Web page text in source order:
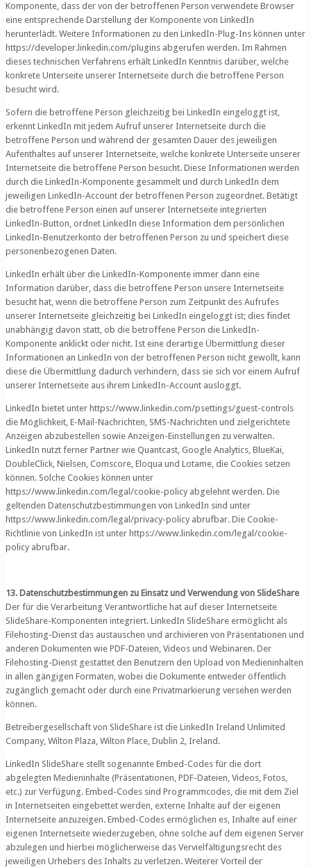
Komponente, dass der von der betroffenen Person verwendete Browser
eine entsprechende Darstellung der Komponente von LinkedIn
herunterlädt. Weitere Informationen zu den LinkedIn-Plug-Ins können unter
https://developer.linkedin.com/plugins abgerufen werden. Im Rahmen
dieses technischen Verfahrens erhält LinkedIn Kenntnis darüber, welche
konkrete Unterseite unserer Internetseite durch die betroffene Person
besucht wird.
Sofern die betroffene Person gleichzeitig bei LinkedIn eingeloggt ist,
erkennt LinkedIn mit jedem Aufruf unserer Internetseite durch die
betroffene Person und während der gesamten Dauer des jeweiligen
Aufenthaltes auf unserer Internetseite, welche konkrete Unterseite unserer
Internetseite die betroffene Person besucht. Diese Informationen werden
durch die LinkedIn-Komponente gesammelt und durch LinkedIn dem
jeweiligen LinkedIn-Account der betroffenen Person zugeordnet. Betätigt
die betroffene Person einen auf unserer Internetseite integrierten
LinkedIn-Button, ordnet LinkedIn diese Information dem persönlichen
LinkedIn-Benutzerkonto der betroffenen Person zu und speichert diese
personenbezogenen Daten.
LinkedIn erhält über die LinkedIn-Komponente immer dann eine
Information darüber, dass die betroffene Person unsere Internetseite
besucht hat, wenn die betroffene Person zum Zeitpunkt des Aufrufes
unserer Internetseite gleichzeitig bei LinkedIn eingeloggt ist; dies findet
unabhängig davon statt, ob die betroffene Person die LinkedIn-
Komponente anklickt oder nicht. Ist eine derartige Übermittlung dieser
Informationen an LinkedIn von der betroffenen Person nicht gewollt, kann
diese die Übermittlung dadurch verhindern, dass sie sich vor einem Aufruf
unserer Internetseite aus ihrem LinkedIn-Account ausloggt.
LinkedIn bietet unter https://www.linkedin.com/psettings/guest-controls
die Möglichkeit, E-Mail-Nachrichten, SMS-Nachrichten und zielgerichtete
Anzeigen abzubestellen sowie Anzeigen-Einstellungen zu verwalten.
LinkedIn nutzt ferner Partner wie Quantcast, Google Analytics, BlueKai,
DoubleClick, Nielsen, Comscore, Eloqua und Lotame, die Cookies setzen
können. Solche Cookies können unter
https://www.linkedin.com/legal/cookie-policy abgelehnt werden. Die
geltenden Datenschutzbestimmungen von LinkedIn sind unter
https://www.linkedin.com/legal/privacy-policy abrufbar. Die Cookie-
Richtlinie von LinkedIn ist unter https://www.linkedin.com/legal/cookie-
policy abrufbar.
13. Datenschutzbestimmungen zu Einsatz und Verwendung von SlideShare
Der für die Verarbeitung Verantwortliche hat auf dieser Internetseite
SlideShare-Komponenten integriert. LinkedIn SlideShare ermöglicht als
Filehosting-Dienst das austauschen und archivieren von Präsentationen und
anderen Dokumenten wie PDF-Dateien, Videos und Webinaren. Der
Filehosting-Dienst gestattet den Benutzern den Upload von Medieninhalten
in allen gängigen Formaten, wobei die Dokumente entweder öffentlich
zugänglich gemacht oder durch eine Privatmarkierung versehen werden
können.
Betreibergesellschaft von SlideShare ist die LinkedIn Ireland Unlimited
Company, Wilton Plaza, Wilton Place, Dublin 2, Ireland.
LinkedIn SlideShare stellt sogenannte Embed-Codes für die dort
abgelegten Medieninhalte (Präsentationen, PDF-Dateien, Videos, Fotos,
etc.) zur Verfügung. Embed-Codes sind Programmcodes, die mit dem Ziel
in Internetseiten eingebettet werden, externe Inhalte auf der eigenen
Internetseite anzuzeigen. Embed-Codes ermöglichen es, Inhalte auf einer
eigenen Internetseite wiederzugeben, ohne solche auf dem eigenen Server
abzulegen und hierbei möglicherweise das Vervielfältigungsrecht des
jeweiligen Urhebers des Inhalts zu verletzen. Weiterer Vorteil der